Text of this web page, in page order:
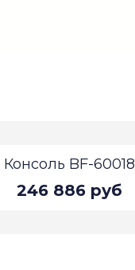
Консоль BF-60018
246 886 руб